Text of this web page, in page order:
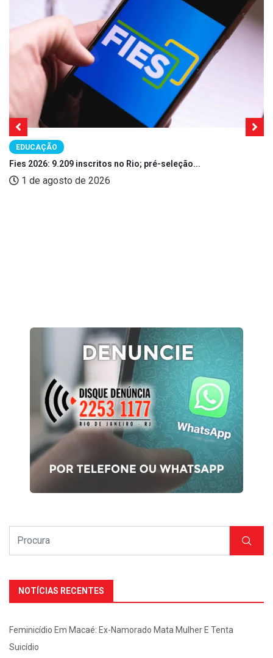
EDUCAÇÃO
Fies 2026: 9.209 inscritos no Rio; pré-seleção...
1 de agosto de 2026
NOTÍCIAS RECENTES
Feminicídio Em Macaé: Ex-Namorado Mata Mulher E Tenta
Suicídio